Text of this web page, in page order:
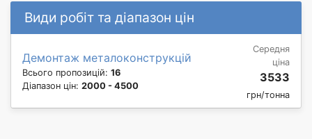
Види робіт та діапазон цін
Демонтаж металоконструкцій
Всього пропозицій: 16
Діапазон цін: 2000 - 4500
Середня
ціна
3533
грн/тонна